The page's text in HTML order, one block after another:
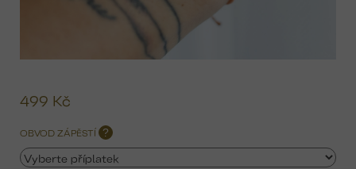
499 Kč
OBVOD ZÁPĚSTÍ ?